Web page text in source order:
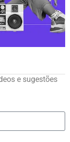
e sugestões